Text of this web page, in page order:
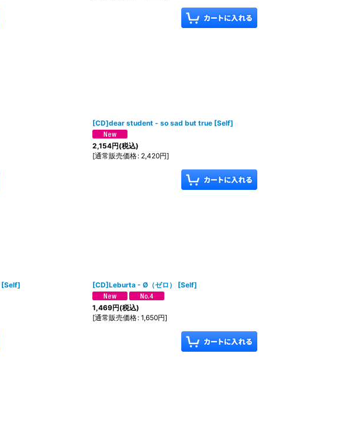
[CD]dear student - so sad but true [Self]
2,154円(税込)
[通常販売価格: 2,420円]
[Self] [CD]Leburta - Ø（ゼロ） [Self]
1,469円(税込)
[通常販売価格: 1,650円]